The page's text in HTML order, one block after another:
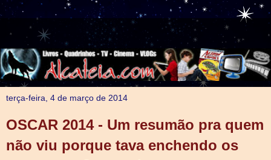
terça-feira, 4 de março de 2014
OSCAR 2014 - Um resumão pra quem
não viu porque tava enchendo os